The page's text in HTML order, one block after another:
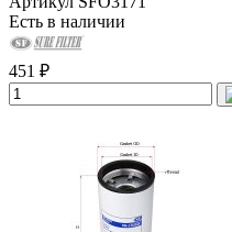
Есть в наличии
451 ₽